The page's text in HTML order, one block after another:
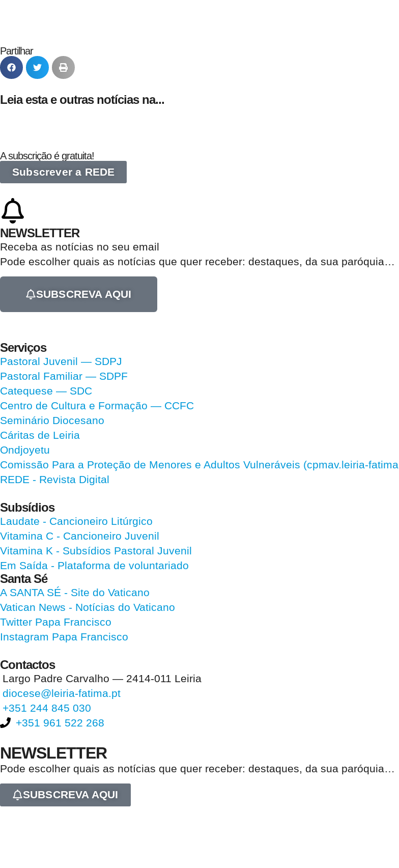
Partilhar
Leia esta e outras notícias na...
A subscrição é gratuita!
Subscrever a REDE
NEWSLETTER
Receba as notícias no seu email​
Pode escolher quais as notícias que quer receber: destaques, da sua paróquia…
SUBSCREVA AQUI
Serviços
Pastoral Juvenil — SDPJ
Pastoral Familiar — SDPF
Catequese — SDC
Centro de Cultura e Formação — CCFC
Seminário Diocesano
Cáritas de Leiria
Ondjoyetu
Comissão Para a Proteção de Menores e Adultos Vulneráveis (cpmav.leiria-
REDE - Revista Digital
Subsídios
Laudate - Cancioneiro Litúrgico
Vitamina C - Cancioneiro Juvenil
Vitamina K - Subsídios Pastoral Juvenil
Em Saída - Plataforma de voluntariado
Santa Sé
A SANTA SÉ - Site do Vaticano
Vatican News - Notícias do Vaticano
Twitter Papa Francisco
Instagram Papa Francisco
Contactos
Largo Padre Carvalho — 2414-011 Leiria
diocese@leiria-fatima.pt
+351 244 845 030
+351 961 522 268
NEWSLETTER
Pode escolher quais as notícias que quer receber: destaques, da sua paróquia…
SUBSCREVA AQUI